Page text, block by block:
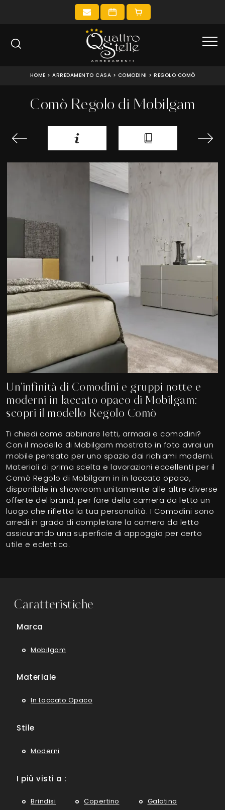
HOME > ARREDAMENTO CASA > COMODINI > REGOLO COMÒ
Comò Regolo di Mobilgam
Un'infinità di Comodini e gruppi notte e
moderni in laccato opaco di Mobilgam:
scopri il modello Regolo Comò
Ti chiedi come abbinare letti, armadi e comodini?
Con il modello di Mobilgam mostrato in foto avrai un
mobile pensato per uno spazio dai richiami moderni.
Materiali di prima scelta e lavorazioni eccellenti per il
Comò Regolo di Mobilgam in in laccato opaco,
disponibile in showroom unitamente alle altre diverse
offerte del brand, per fare della camera da letto un
luogo che rifletta la tua personalità. I Comodini sono
arredi in grado di completare la camera da letto
assicurando una superficie di appoggio per certo
utile e eclettico.
Caratteristiche
Marca
Mobilgam
Materiale
In Laccato Opaco
Stile
Moderni
I più visti a :
Brindisi Copertino Galatina